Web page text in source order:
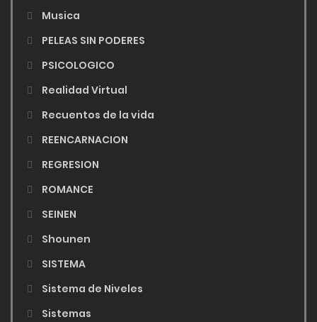
Musica
PELEAS SIN PODERES
PSICOLOGICO
Realidad Virtual
Recuentos de la vida
REENCARNACION
REGRESION
ROMANCE
SEINEN
Shounen
SISTEMA
Sistema de Niveles
Sistemas